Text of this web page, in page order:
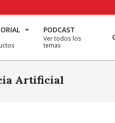
PODCAST
Ver todos los
temas
Artificial